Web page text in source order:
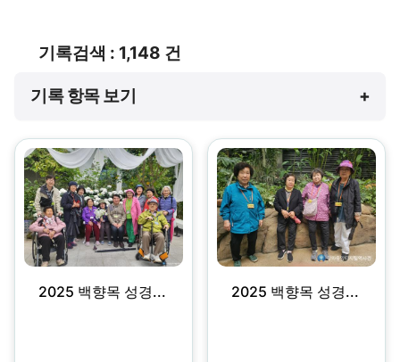
기록검색 : 1,148 건
기록 항목 보기 +
2025 백향목 성경... 2025 백향목 성경...